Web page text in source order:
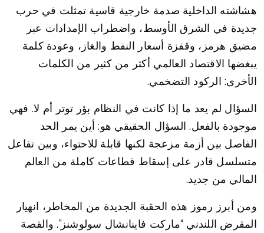
هشاشته الداخلية صدمة خارجية قاسية تمثلت في حرب
جديدة في الشرق الأوسط، واضطراب الإمدادات عبر
مضيق هرمز، وقفزة أسعار النفط والغاز، وعودة كلمة
يبغضها الاقتصاد العالمي أكثر من كثير من الكلمات
الأخرى: الركود التضخمي.
السؤال لم يعد ما إذا كانت في النظام بؤر توتر أم لا. فهي
موجودة بالفعل. السؤال الحقيقي هو: أين يمر الحد
الفاصل بين أزمة مزعجة لكنها قابلة للاحتواء، وبين تفاعل
متسلسل قادر على إسقاط قطاعات كاملة من العالم
المالي من جديد.
ومن أبرز رموز هذه الحقبة الجديدة من المخاطر، انهيار
المقرض اللندني “ماركت فاينانشال سولوشنز”. والقصة